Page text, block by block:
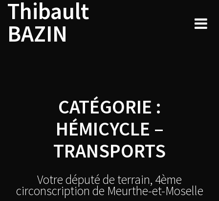
Skip
content
Thibault
BAZIN
CATÉGORIE :
HÉMICYCLE –
TRANSPORTS
Votre député de terrain, 4ème
circonscription de Meurthe-et-Moselle